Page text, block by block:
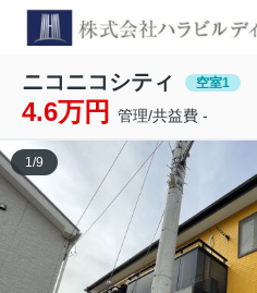
ニコニコシティ 空室1
4.6万円 管理/共益費 -
1/9